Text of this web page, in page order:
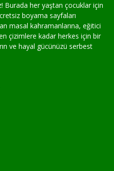
Burada her yaştan çocuklar için
boyama sayfaları
masal kahramanlarına, eğitici
çizimlere kadar herkes için bir
ve hayal gücünüzü serbest